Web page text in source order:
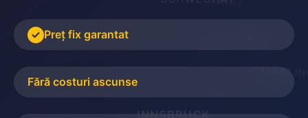
LINZ
INNSBRUCK
EISENSTADT
Preț fix garantat
Fără costuri ascunse